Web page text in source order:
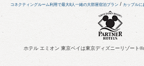
コネクティングルーム利用で最大8人一緒の大部屋宿泊プラン / カップルに
ホテル エミオン 東京ベイは東京ディズニーリゾート